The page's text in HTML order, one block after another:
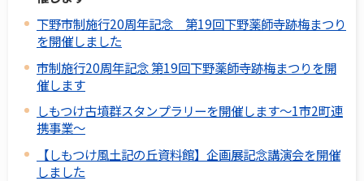
下野市制施行20周年記念 第19回下野薬師寺跡梅まつり
を開催しました
市制施行20周年記念 第19回下野薬師寺跡梅まつりを開
催します
しもつけ古墳群スタンプラリーを開催します～1市2町連
携事業～
【しもつけ風土記の丘資料館】企画展記念講演会を開催
しました